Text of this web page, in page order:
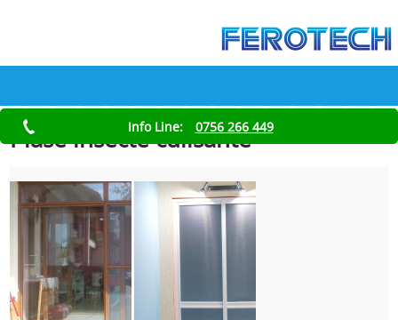
Info Line: 0756 266 449
Plase insecte culisante